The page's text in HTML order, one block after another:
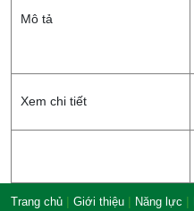
Mô tả
Xem chi tiết
Trang chủ | Giới thiệu | Năng lực |